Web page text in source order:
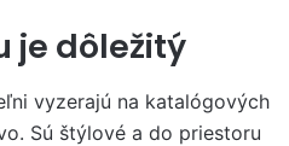
je dôležitý
vyzerajú na katalógových
Sú štýlové a do priestoru